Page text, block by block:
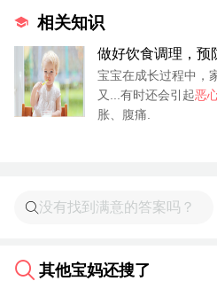
相关知识
做好饮食调理，预
宝宝在成长过程中，
又...有时还会引起恶
胀、腹痛.
其他宝妈还搜了